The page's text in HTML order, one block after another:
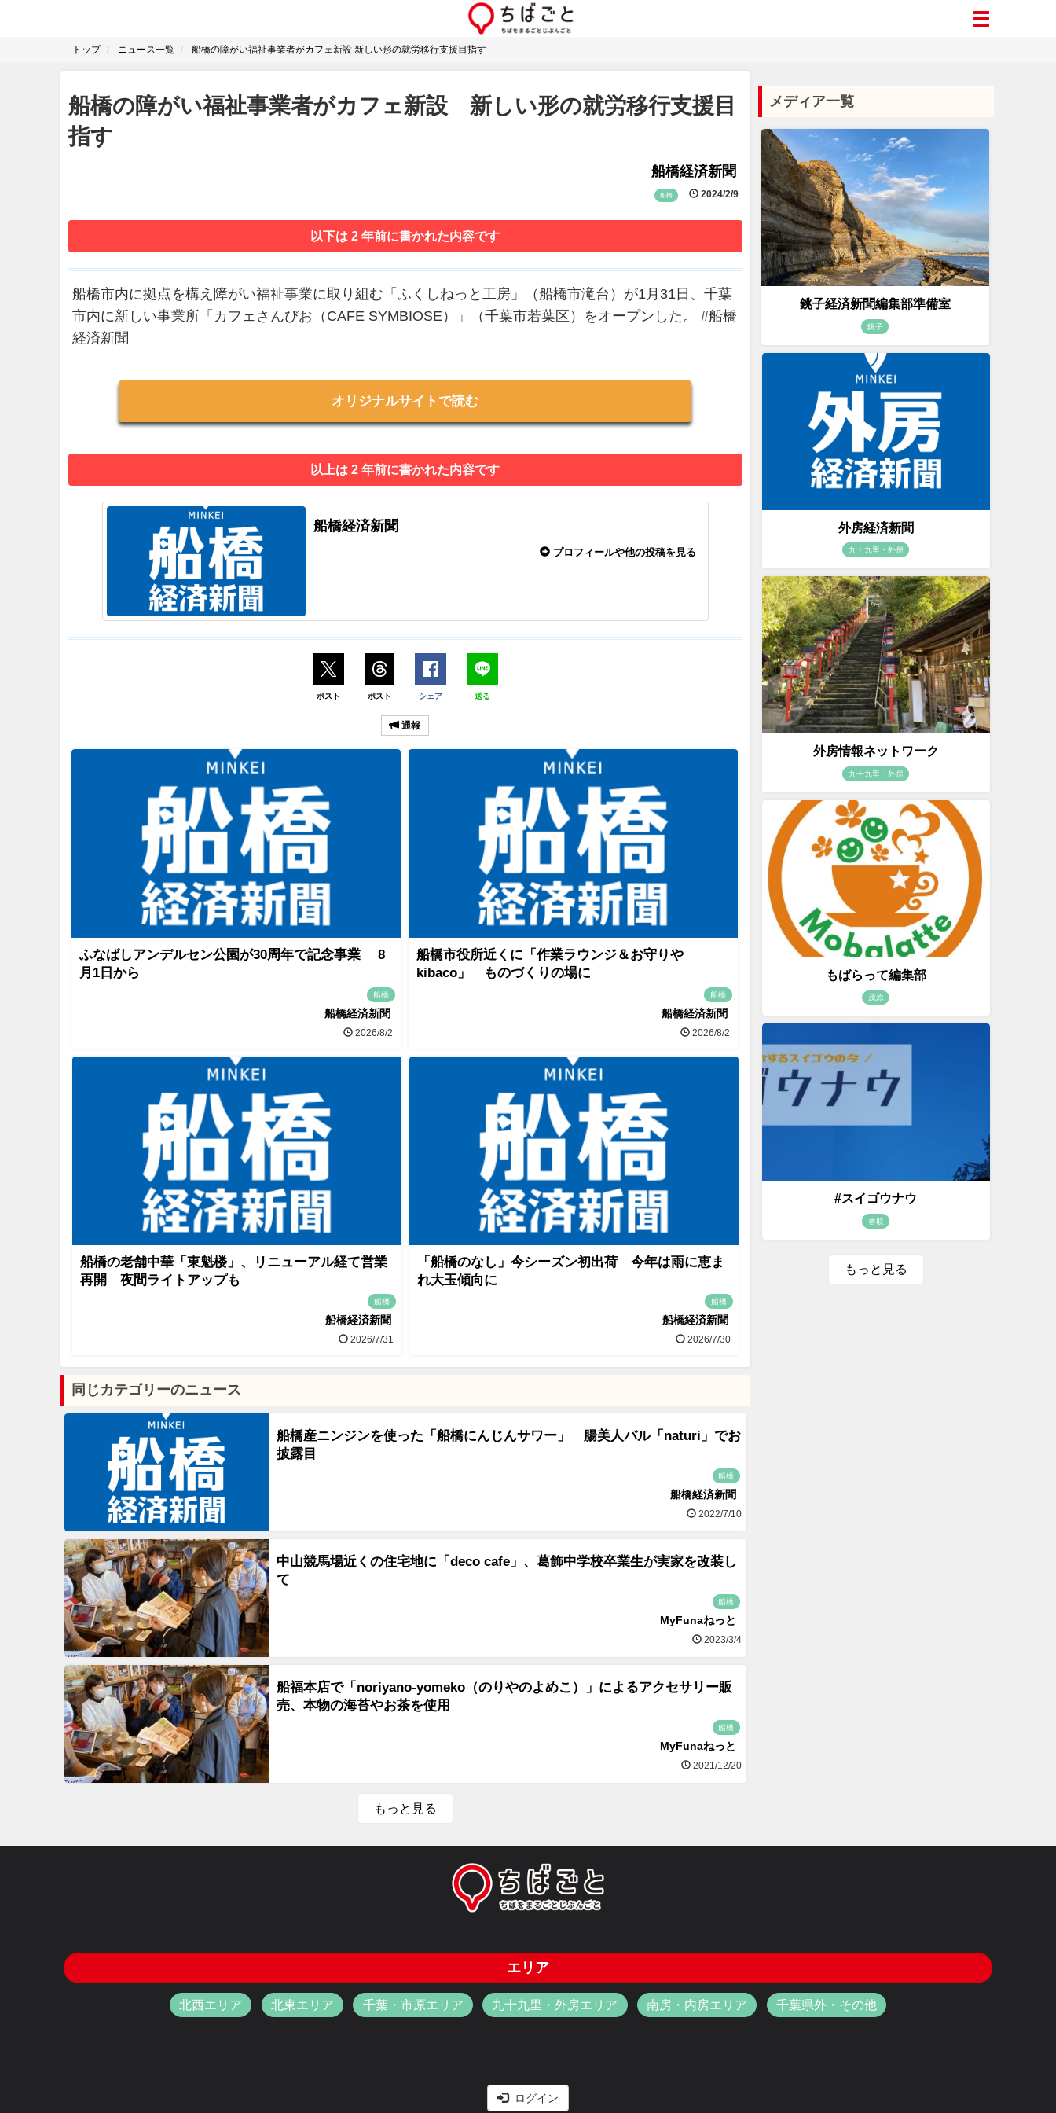
トップ ニュース一覧 船橋の障がい福祉事業者がカフェ新設 新しい形の就労移行支援目指す
船橋の障がい福祉事業者がカフェ新設 新しい形の就労移行支援目
指す
船橋経済新聞
船橋 2024/2/9
以下は 2 年前に書かれた内容です
船橋市内に拠点を構え障がい福祉事業に取り組む「ふくしねっと工房」（船橋市滝台）が1月31日、千葉
市内に新しい事業所「カフェさんびお（CAFE SYMBIOSE）」（千葉市若葉区）をオープンした。 #船橋
経済新聞
オリジナルサイトで読む
以上は 2 年前に書かれた内容です
船橋経済新聞
プロフィールや他の投稿を見る
ポスト ポスト シェア 送る
通報
ふなばしアンデルセン公園が30周年で記念事業 8
月1日から
船橋
船橋経済新聞
2026/8/2
船橋市役所近くに「作業ラウンジ＆お守りや
kibaco」 ものづくりの場に
船橋
船橋経済新聞
2026/8/2
船橋の老舗中華「東魁楼」、リニューアル経て営業
再開 夜間ライトアップも
船橋
船橋経済新聞
2026/7/31
「船橋のなし」今シーズン初出荷 今年は雨に恵ま
れ大玉傾向に
船橋
船橋経済新聞
2026/7/30
同じカテゴリーのニュース
船橋産ニンジンを使った「船橋にんじんサワー」 腸美人バル「naturi」でお
披露目
船橋
船橋経済新聞
2022/7/10
中山競馬場近くの住宅地に「deco cafe」、葛飾中学校卒業生が実家を改装し
て
船橋
MyFunaねっと
2023/3/4
船福本店で「noriyano-yomeko（のりやのよめこ）」によるアクセサリー販
売、本物の海苔やお茶を使用
船橋
MyFunaねっと
2021/12/20
もっと見る
メディア一覧
銚子経済新聞編集部準備室
銚子
外房経済新聞
九十九里・外房
外房情報ネットワーク
九十九里・外房
もばらって編集部
茂原
#スイゴウナウ
香取
もっと見る
エリア
北西エリア 北東エリア 千葉・市原エリア 九十九里・外房エリア 南房・内房エリア 千葉県外・その他
ログイン